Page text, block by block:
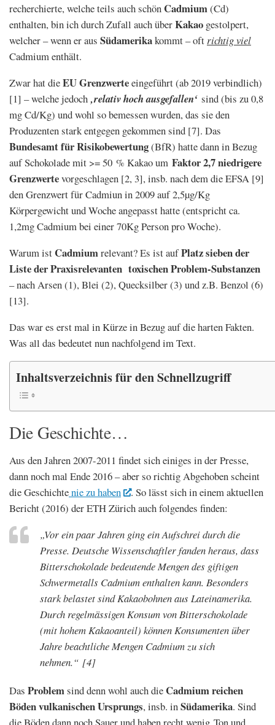
recherchierte, welche teils auch schön Cadmium(Cd)
enthalten, bin ich durch Zufall auch überKakao gestolpert,
welcher – wenn er aus Südamerikakommt – oftrichtig viel
Cadmium enthält.
Zwar hat dieEUGrenzwerteeingeführt (ab 2019 verbindlich)
[1] – welche jedoch‚relativ hoch ausgefallen‘ sind (bis zu 0,8
mg Cd/Kg) und wohl so bemessen wurden, das sie den
Produzenten stark entgegen gekommen sind [7]. Das
Bundesamt für Risikobewertung(BfR) hatte dann in Bezug
auf Schokolade mit >= 50 % Kakao um Faktor 2,7 niedrigere
Grenzwertevorgeschlagen [2, 3], insb. nach dem die EFSA [9]
den Grenzwert für Cadmiun in 2009 auf 2,5µg/Kg
Körpergewicht und Woche angepasst hatte (entspricht ca.
1,2mg Cadmium bei einer 70Kg Person pro Woche).
Warum ist Cadmiumrelevant? Es ist aufPlatz sieben der
Liste der Praxisrelevanten toxischen Problem-Substanzen
– nach Arsen (1), Blei (2), Quecksilber (3) und z.B. Benzol (6)
[13].
Das war es erst mal in Kürze in Bezug auf die harten Fakten.
Was all das bedeutet nun nachfolgend im Text.
Inhaltsverzeichnis für den Schnellzugriff
Die Geschichte…
Aus den Jahren 2007-2011 findet sich einiges in der Presse,
dann noch mal Ende 2016 – aber so richtig Abgehoben scheint
die Geschichtenie zu haben
. So lässt sich in einem aktuellen
Bericht (2016) der ETH Zürich auch folgendes finden:
„Vor ein paar Jahren ging ein Aufschrei durch die
Presse. Deutsche Wissenschaftler fanden heraus, dass
Bitterschokolade bedeutende Mengen des giftigen
Schwermetalls Cadmium enthalten kann. Besonders
stark belastet sind Kakaobohnen aus Lateinamerika.
Durch regelmässigen Konsum von Bitterschokolade
(mit hohem Kakaoanteil) können Konsumenten über
Jahre beachtliche Mengen Cadmium zu sich
nehmen.“ [4]
Das Problemsind denn wohl auch die Cadmium reichen
Böden vulkanischen Ursprungs, insb. inSüdamerika. Sind
die Böden dann noch Sauer und haben recht wenig Ton und